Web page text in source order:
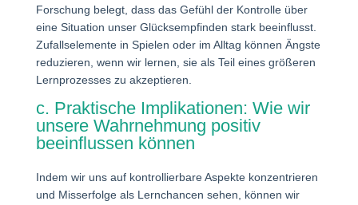
Forschung belegt, dass das Gefühl der Kontrolle über
eine Situation unser Glücksempfinden stark beeinflusst.
Zufallselemente in Spielen oder im Alltag können Ängste
reduzieren, wenn wir lernen, sie als Teil eines größeren
Lernprozesses zu akzeptieren.
c. Praktische Implikationen: Wie wir
unsere Wahrnehmung positiv
beeinflussen können
Indem wir uns auf kontrollierbare Aspekte konzentrieren
und Misserfolge als Lernchancen sehen, können wir